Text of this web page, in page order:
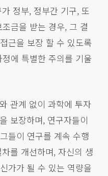
정부, 정부간 기구, 또
금을 받는 경우, 그 결
근을 보장 할 수 있도록
에 특별한 주의를 기울
관계 없이 과학에 투자
보장하며, 연구자들이
들이 연구를 계속 수행
를 개선하며, 자신의 생
가가 될 수 있는 역량을